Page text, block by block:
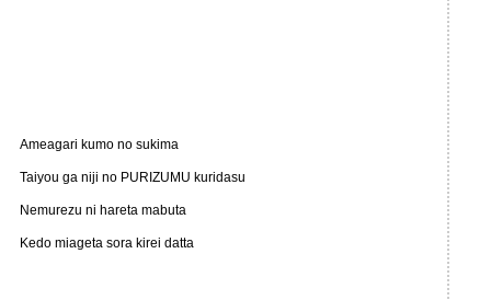
Ameagari kumo no sukima
Taiyou ga niji no PURIZUMU kuridasu
Nemurezu ni hareta mabuta
Kedo miageta sora kirei datta